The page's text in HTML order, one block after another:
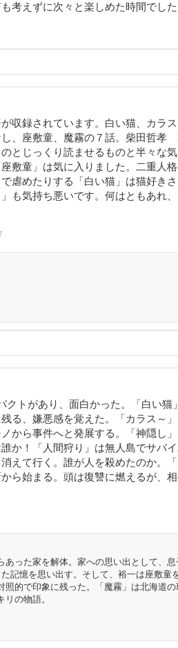
考えずに次々と楽しめた時間でした
収録されています。白い猫、カラ
、座敷童、魔霧の７話。柴田哲孝
とじっくり読ませるものと半々な気
敷童」は気に入りました。二重人
虐めたりする「白い猫」は猫好き
も気持ち悪いです。何はともあれ
クトがあり、面白かった。「白い猫
る、嫌悪感を覚えた。「カラス～
から事件へと発展する。「神隠し
か！「人間狩り」は無人島でサバ
えて行く。誰が人を殺めたのか。
ら始まる。頭は復讐に燃えるが、
あった家を解体。家への思い出として、息
記憶を思い出す。そして、裕一は座敷童
照的で印象に残った。「魔霧」は北海道の
の物語。